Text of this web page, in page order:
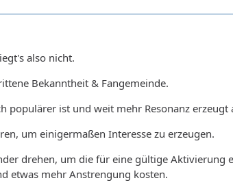
also nicht.
Bekanntheit & Fangemeinde.
populärer ist und weit mehr Resonanz erzeugt
um einigermaßen Interesse zu erzeugen.
drehen, um die für eine gültige Aktivierung
etwas mehr Anstrengung kosten.